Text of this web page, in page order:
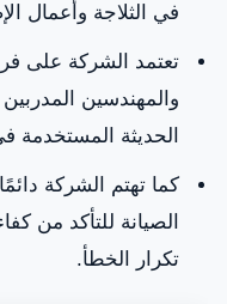
في الثلاجة وأعمال
تعتمد الشركة على
والمهندسين
الحديثة
كما تهتم الشركة
الصيانة للتأكد من
تكرار الخطأ.